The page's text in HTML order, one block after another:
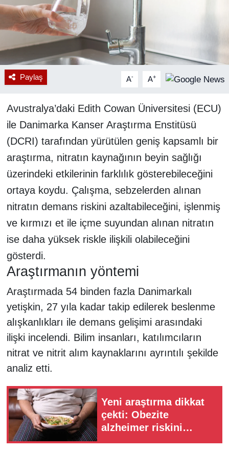
Paylaş A- A+
Avustralya’daki Edith Cowan Üniversitesi (ECU)
ile Danimarka Kanser Araştırma Enstitüsü
(DCRI) tarafından yürütülen geniş kapsamlı bir
araştırma, nitratın kaynağının beyin sağlığı
üzerindeki etkilerinin farklılık gösterebileceğini
ortaya koydu. Çalışma, sebzelerden alınan
nitratın demans riskini azaltabileceğini, işlenmiş
ve kırmızı et ile içme suyundan alınan nitratın
ise daha yüksek riskle ilişkili olabileceğini
gösterdi.
Araştırmanın yöntemi
Araştırmada 54 binden fazla Danimarkalı
yetişkin, 27 yıla kadar takip edilerek beslenme
alışkanlıkları ile demans gelişimi arasındaki
ilişki incelendi. Bilim insanları, katılımcıların
nitrat ve nitrit alım kaynaklarını ayrıntılı şekilde
analiz etti.
Yeni araştırma dikkat
çekti: Obezite
alzheimer riskini